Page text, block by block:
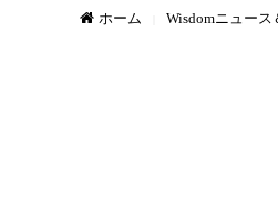
ホーム Wisdomニュース